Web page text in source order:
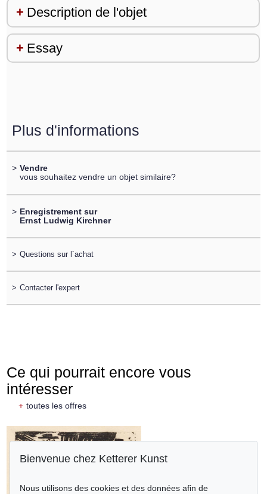
Description de l'objet
Essay
Plus d'informations
> Vendre
vous souhaitez vendre un objet similaire?
> Enregistrement sur
Ernst Ludwig Kirchner
> Questions sur l´achat
> Contacter l'expert
Ce qui pourrait encore vous
intéresser
+ toutes les offres
Bienvenue chez Ketterer Kunst
Nous utilisons des cookies et des données afin de